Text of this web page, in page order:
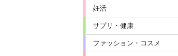
妊活
サプリ・健康
ファッション・コスメ